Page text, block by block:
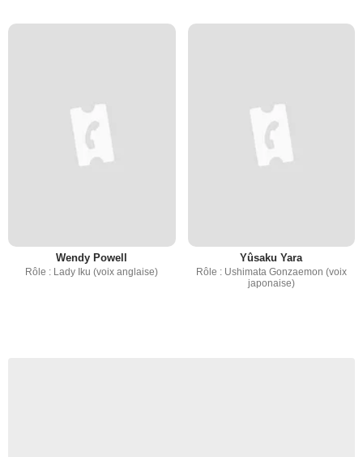
Wendy Powell
Rôle : Lady Iku (voix anglaise)
Yûsaku Yara
Rôle : Ushimata Gonzaemon (voix
japonaise)